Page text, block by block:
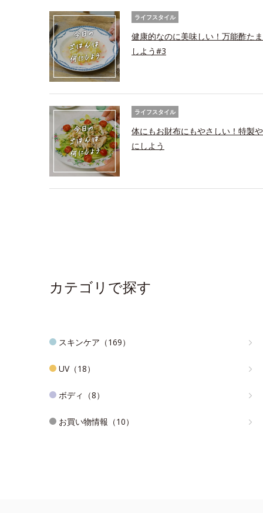
ライフスタイル
健康的なのに美味しい！万能酢た
しよう#3
ライフスタイル
体にもお財布にもやさしい！特製
にしよう
カテゴリで探す
スキンケア（169）
UV（18）
ボディ（8）
お買い物情報（10）